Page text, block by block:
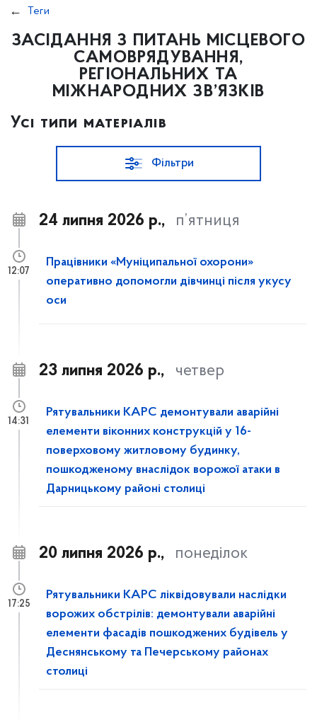
Теги
ЗАСІДАННЯ З ПИТАНЬ МІСЦЕВОГО
САМОВРЯДУВАННЯ,
РЕГІОНАЛЬНИХ ТА
МІЖНАРОДНИХ ЗВ’ЯЗКІВ
Усі типи матеріалів
Фільтри
24 липня 2026 р., п’ятниця
Працівники «Муніципальної охорони»
оперативно допомогли дівчинці після укусу
оси
12:07
23 липня 2026 р., четвер
Рятувальники КАРС демонтували аварійні
елементи віконних конструкцій у 16-
поверховому житловому будинку,
пошкодженому внаслідок ворожої атаки в
Дарницькому районі столиці
14:31
20 липня 2026 р., понеділок
Рятувальники КАРС ліквідовували наслідки
ворожих обстрілів: демонтували аварійні
елементи фасадів пошкоджених будівель у
Деснянському та Печерському районах
столиці
17:25